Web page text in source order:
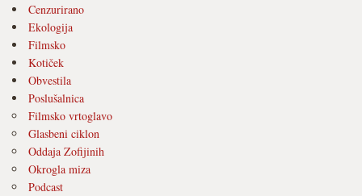
Cenzurirano
Ekologija
Filmsko
Kotiček
Obvestila
Poslušalnica
Filmsko vrtoglavo
Glasbeni ciklon
Oddaja Zofijinih
Okrogla miza
Podcast